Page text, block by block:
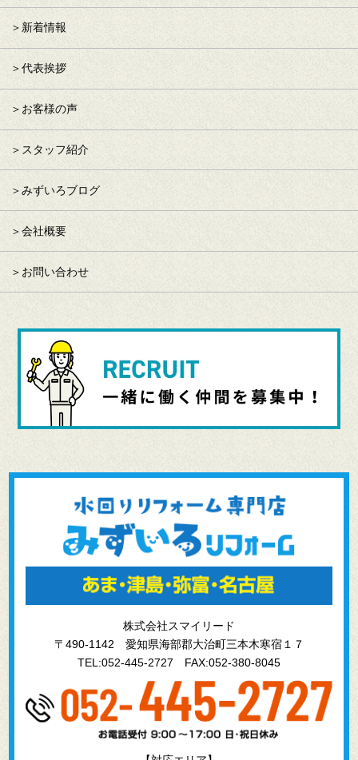
新着情報
代表挨拶
お客様の声
スタッフ紹介
みずいろブログ
会社概要
お問い合わせ
株式会社スマイリード
〒490-1142 愛知県海部郡大治町三本木寒宿１７
TEL:052-445-2727 FAX:052-380-8045